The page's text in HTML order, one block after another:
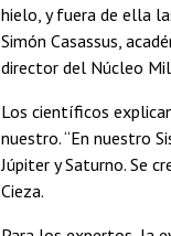
hielo, y fuera de ella
Simón Casassus,
director del Núcleo
Los científicos
nuestro. “En nuestro
Júpiter y Saturno. Se
Cieza.